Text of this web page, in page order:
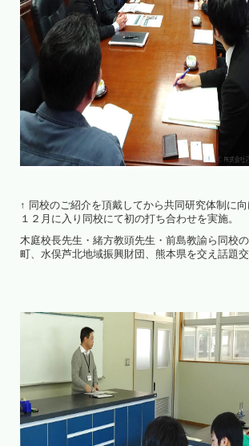
↑ 同校のご紹介を頂戴してから共同研究体制に向
１２月に入り同校にて初の打ち合わせを実施。
木庭校長先生・緒方教頭先生・前島教諭ら同校
町、水俣芦北地域振興財団、熊本県を交え話題交